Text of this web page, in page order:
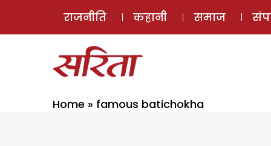
राजनीति कहानी समाज
Home » famous batichokha